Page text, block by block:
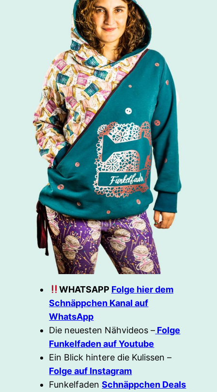
WHATSAPP Folge hier dem
Schnäppchen Kanal auf
WhatsApp
Die neuesten Nähvideos – Folge
Funkelfaden auf Youtube
Ein Blick hintere die Kulissen –
Folge auf Instagram
FunkelfadenSchnäppchen Deals